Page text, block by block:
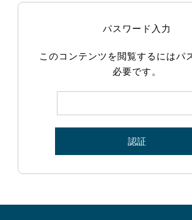
パスワード入力
このコンテンツを閲覧するにはパ
必要です。
認証